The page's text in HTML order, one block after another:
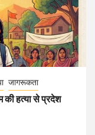
जागरूकता
की हत्या से प्रदेश